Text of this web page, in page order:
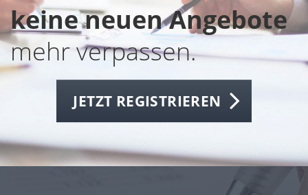
keine neuen Angebote
mehr verpassen.
JETZT REGISTRIEREN